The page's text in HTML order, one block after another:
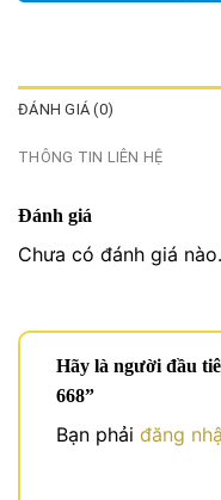
ĐÁNH GIÁ (0)
THÔNG TIN LIÊN HỆ
Đánh giá
Chưa có đánh giá nào.
Hãy là người đầu
668”
Bạn phải đăng